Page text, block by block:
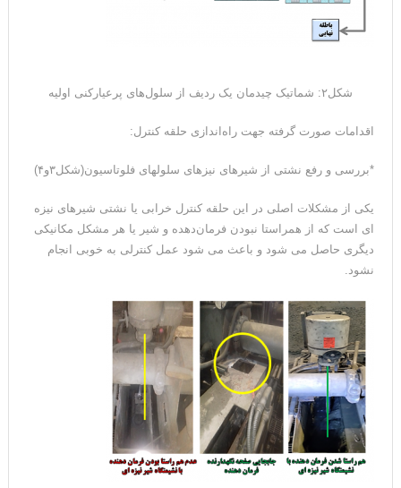
شکل۲: شماتیک چیدمان یک ردیف از سلول‌های پرعیارکنی اولیه
اقدامات صورت گرفته جهت راه‌اندازی حلقه کنترل:
*بررسی و رفع نشتی از شیرهای نیزه­ای سلول­های فلوتاسیون(شکل۳و۴)
یکی از مشکلات اصلی در این حلقه کنترل خرابی یا نشتی شیرهای نیزه
ای است که از همراستا نبودن فرمان‌دهده و شیر یا هر مشکل مکانیکی
دیگری حاصل می شود و باعث می شود عمل کنترلی به خوبی انجام
نشود.